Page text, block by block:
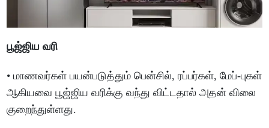
பூஜ்ஜிய வரி
• மாணவர்கள் பயன்படுத்தும் பென்சில், ரப்பர்கள், மேப்-புகள்
ஆகியவை பூஜ்ஜிய வரிக்கு வந்து விட்டதால் அதன் விலை
குறைந்துள்ளது.